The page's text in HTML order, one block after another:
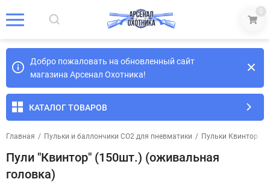
0
Добро пожаловать на обновленный сайт
магазина Арсенал Охотника!
КАТАЛОГ ТОВАРОВ
Главная / Пульки и баллончики СО2 для пневматики / Пульки Квинтор
Пули "Квинтор" (150шт.) (оживальная
головка)